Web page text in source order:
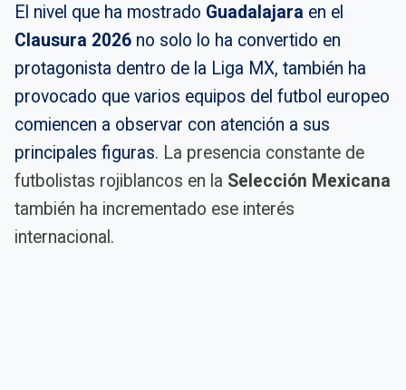
El nivel que ha mostrado Guadalajara en el
Clausura 2026 no solo lo ha convertido en
protagonista dentro de la Liga MX, también ha
provocado que varios equipos del futbol europeo
comiencen a observar con atención a sus
principales figuras. La presencia constante de
futbolistas rojiblancos en la Selección Mexicana
también ha incrementado ese interés
internacional.